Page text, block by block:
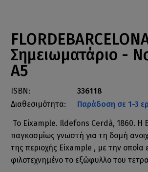
Σημειωματάριο -
A5
ISBN:
336118
Διαθεσιμότητα:
Παράδοση σε 1-3
Το Eixample. Ildefons Cerdà, 1860. Η
παγκοσμίως γνωστή για τη δομή
της περιοχής Eixample , με την οποία
φιλοτεχνημένο το εξώφυλλο του